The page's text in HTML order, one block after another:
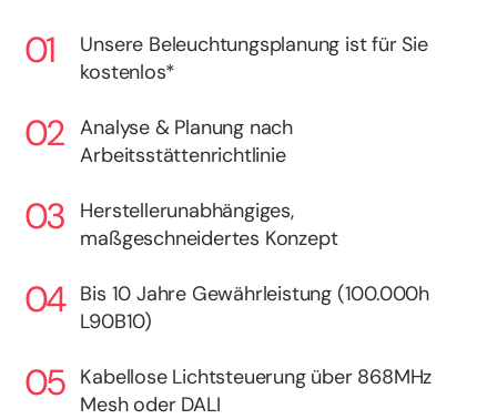
Unsere Beleuchtungsplanung ist für Sie
kostenlos*
Analyse & Planung nach
Arbeitsstättenrichtlinie
Herstellerunabhängiges,
maßgeschneidertes Konzept
Bis 10 Jahre Gewährleistung (100.000h
L90B10)
Kabellose Lichtsteuerung über 868MHz
Mesh oder DALI